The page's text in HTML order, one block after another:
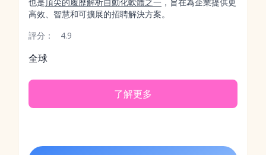
高效、智慧和可擴展的招聘解決方案。
評分：
4.9
全球
了解更多